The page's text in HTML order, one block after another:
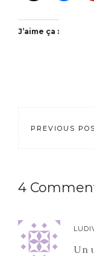
J’aime ça :
PREVIOUS
4
Un